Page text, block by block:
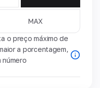
MAX
o preço máximo de
a porcentagem,
número